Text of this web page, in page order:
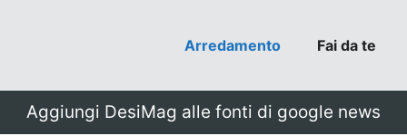
Arredamento Fai da te
Aggiungi DesiMag alle fonti di google news